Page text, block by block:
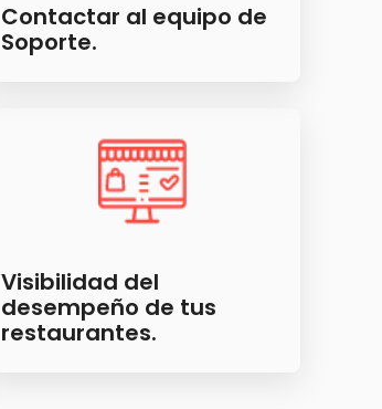
Contactar al equipo de
Soporte.
Visibilidad del
desempeño de tus
restaurantes.